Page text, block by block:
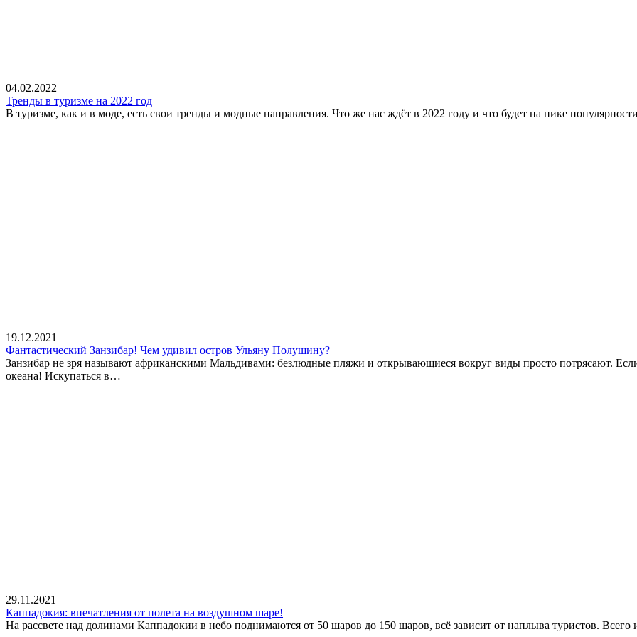
04.02.2022
Тренды в туризме на 2022 год
В туризме, как и в моде, есть свои тренды и модные направления. Что же нас ждёт в 2022 году и что будет на пике
19.12.2021
Фантастический Занзибар! Чем удивил остров Ульяну Полушину?
Занзибар не зря называют африканскими Мальдивами: безлюдные пляжи и открывающиеся вокруг виды просто потрясают.
океана! Искупаться в…
29.11.2021
Каппадокия: впечатления от полета на воздушном шаре!
На рассвете над долинами Каппадокии в небо поднимаются от 50 шаров до 150 шаров, всё зависит от наплыва туристов.